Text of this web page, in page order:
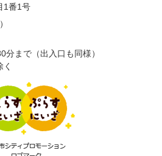
1番1号
まで（出入口も同様）